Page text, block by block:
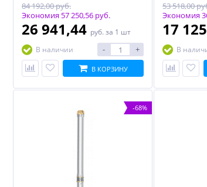
84 192,00 руб.
Экономия 57 250,56 руб.
26 941,44 руб. за 1 шт
В наличии
- +
В КОРЗИНУ
53 518,00
Экономия
17
В
-68%